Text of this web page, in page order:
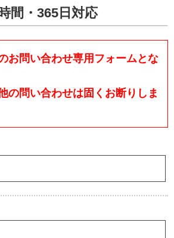
間・365日対応
お問い合わせ専用フォームとな
の問い合わせは固くお断りしま